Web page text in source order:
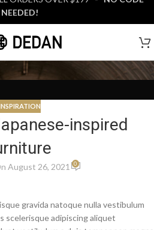
NEEDED!
inspired
August 26, 2021 0
gravida natoque nulla vestibulum
scelerisque adipiscing aliquet